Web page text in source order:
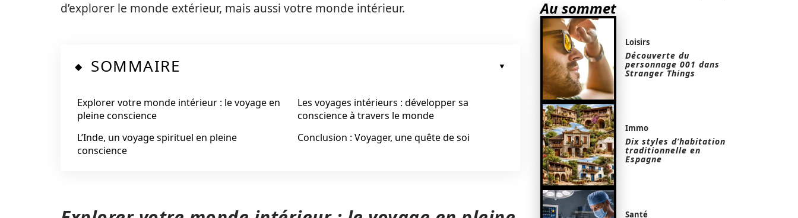
d’explorer le monde extérieur, mais aussi votre monde intérieur.
SOMMAIRE
Explorer votre monde intérieur : le voyage en
pleine conscience
L’Inde, un voyage spirituel en pleine
conscience
Les voyages intérieurs : développer sa
conscience à travers le monde
Conclusion : Voyager, une quête de soi
Au sommet
Loisirs
Découverte du
personnage 001 dans
Stranger Things
Immo
Dix styles d’habitation
traditionnelle en
Espagne
Santé